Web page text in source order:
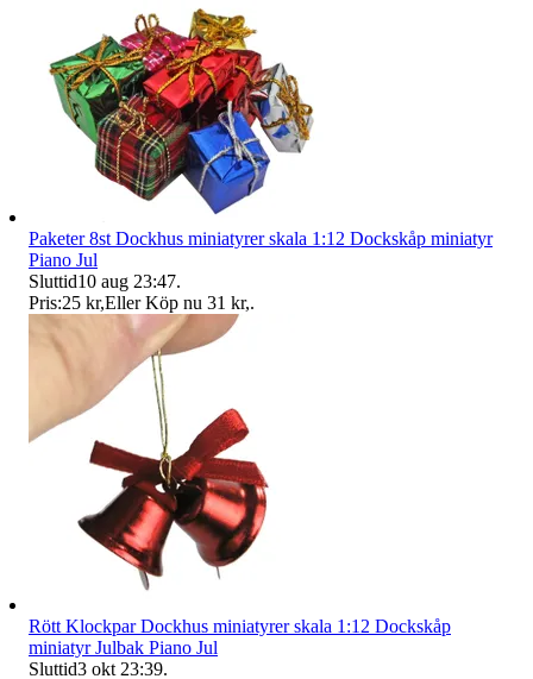
Paketer 8st Dockhus miniatyrer skala 1:12 Dockskåp miniatyr
Piano Jul
Sluttid10 aug 23:47.
Pris:25 kr,Eller Köp nu 31 kr,.
Rött Klockpar Dockhus miniatyrer skala 1:12 Dockskåp
miniatyr Julbak Piano Jul
Sluttid3 okt 23:39.